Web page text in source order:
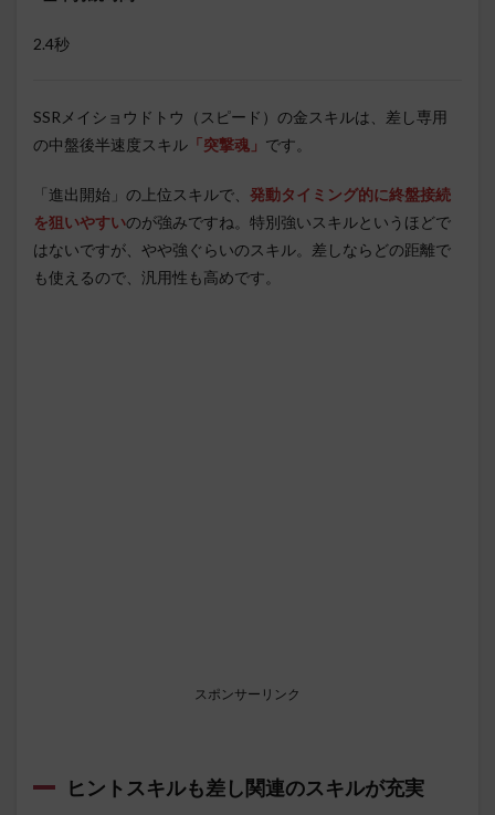
2.4秒
SSRメイショウドトウ（スピード）の金スキルは、差し専用
の中盤後半速度スキル 「突撃魂」 です。
「進出開始」の上位スキルで、 発動タイミング的に終盤接続
を狙いやすいのが強みですね。特別強いスキルというほどで
はないですが、やや強ぐらいのスキル。差しならどの距離で
も使えるので、汎用性も高めです。
スポンサーリンク
ヒントスキルも差し関連のスキルが充実